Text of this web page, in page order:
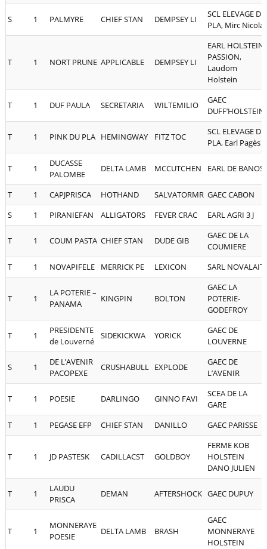
S 1 PALMYRE CHIEF STAN DEMPSEY LI
SCL ELEVAGE DU
PLA, Mirc Nicolas
T 1 NORT PRUNE APPLICABLE DEMPSEY LI
EARL HOLSTEIN
PASSION,
Laudom
Holstein
T 1 DUF PAULA SECRETARIA WILTEMILIO
GAEC
DUFF’HOLSTEIN
T 1 PINK DU PLA HEMINGWAY FITZ TOC
SCL ELEVAGE DU
PLA, Earl Pagès
T 1
DUCASSE
PALOMBE
DELTA LAMB MCCUTCHEN EARL DE BANOS
T 1 CAPJPRISCA HOTHAND SALVATORMR GAEC CABON
S
1 PIRANIEFAN ALLIGATORS FEVER CRAC EARL AGRI 3 J
T 1 COUM PASTA CHIEF STAN DUDE GIB
GAEC DE LA
COUMIERE
T
1 NOVAPIFELE MERRICK PE LEXICON SARL NOVALAIT
T 1
LA POTERIE –
PANAMA
KINGPIN BOLTON
GAEC LA
POTERIE-
GODEFROY
T 1
PRESIDENTE
de Louverné
SIDEKICKWA YORICK
GAEC DE
LOUVERNE
S 1
DE L’AVENIR
PACOPEXE
CRUSHABULL EXPLODE
GAEC DE
L’AVENIR
T 1 POESIE DARLINGO GINNO FAVI
SCEA DE LA
GARE
T
1 PEGASE EFP CHIEF STAN DANILLO GAEC PARISSE
T 1 JD PASTESK CADILLACST GOLDBOY
FERME KOB
HOLSTEIN
DANO JULIEN
T 1
LAUDU
PRISCA
DEMAN AFTERSHOCK GAEC DUPUY
T 1
MONNERAYE
POESIE
DELTA LAMB BRASH
GAEC
MONNERAYE
HOLSTEIN